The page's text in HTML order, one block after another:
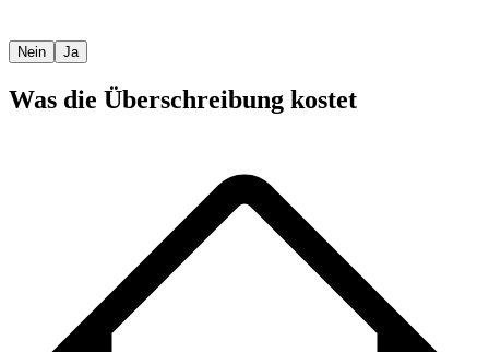
Nein Ja
Was die Überschreibung kostet